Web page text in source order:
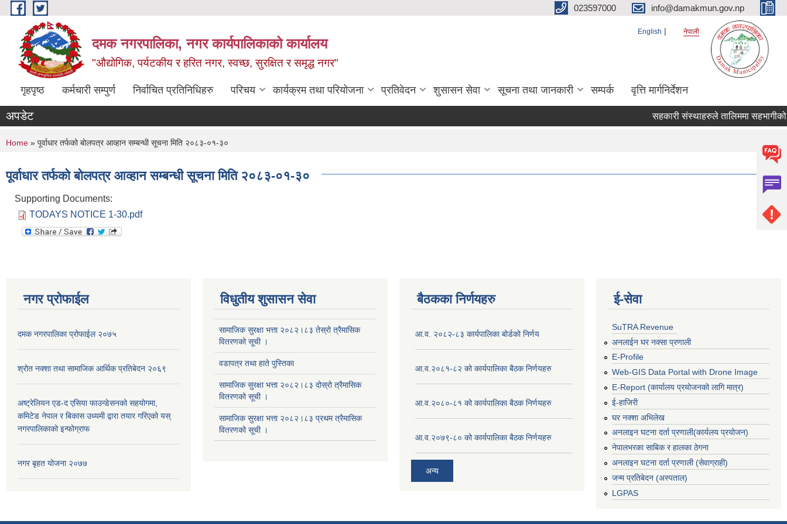
Skip to main content 023597000 info@damakmun.gov.np
दमक नगरपालिका, नगर कार्यपालिकाको कार्यालय
"औद्योगिक, पर्यटकीय र हरित नगर, स्वच्छ, सुरक्षित र समृद्ध नगर"
English नेपाली
गृहपृष्ठ कर्मचारी सम्पुर्ण निर्वाचित प्रतिनिधिहरु परिचय कार्यक्रम तथा परियोजना प्रतिवेदन शुसासन सेवा सूचना तथा जानकारी सम्पर्क वृत्ति मार्गनिर्देशन
अपडेट सहकारी संस्थाहरुले तालिममा सहभागीको
You are here
Home » पूर्वाधार तर्फको बोलपत्र आव्हान सम्बन्धी सूचना मिति २०८३-०१-३०
पूर्वाधार तर्फको बोलपत्र आव्हान सम्बन्धी सूचना मिति २०८३-०१-३०
Supporting Documents:
TODAYS NOTICE 1-30.pdf
नगर प्रोफाईल
दमक नगरपालिका प्रोफाईल २०७५
श्रोत नक्शा तथा सामाजिक आर्थिक प्रतिबेदन २०६९
अष्ट्रेलियन एड-द एसिया फाउन्डेसनको सहयोगमा,
कमिटेड नेपाल र बिकास उध्यमी द्वारा तयार गरिएको यस्
नगरपालिकाको इन्फोग्राफ
नगर बृहत योजना २०७७
विधुतीय शुसासन सेवा
सामाजिक सुरक्षा भत्ता २०८२।८३ तेस्रो त्रैमासिक
वितरणको सूची ।
वडापत्र तथा हाते पुस्तिका
सामाजिक सुरक्षा भत्ता २०८२।८३ दोस्रो त्रैमासिक
वितरणको सूची ।
सामाजिक सुरक्षा भत्ता २०८२।८३ प्रथम त्रैमासिक
वितरणको सूची ।
बैठकका निर्णयहरु
आ.व. २०८२-८३ कार्यपालिका बोर्डको निर्णय
आ.व.२०८१-८२ को कार्यपालिका बैठक निर्णयहरु
आ.व.२०८०-८१ को कार्यपालिका बैठक निर्णयहरु
आ.व.२०७९-८० को कार्यपालिका बैठक निर्णयहरु
अन्य
ई‍-सेवा
SuTRA Revenue
अनलाईन घर नक्सा प्रणाली
E-Profile
Web-GIS Data Portal with Drone Image
E-Report (कार्यालय प्रयोजनको लागि मात्र)
ई-हाजिरी
घर नक्शा अभिलेख
अनलाइन घटना दर्ता प्रणाली(कार्यलय प्रयोजन)
नेपालभरका साबिक र हालका ठेगना
अनलाइन घटना दर्ता प्रणाली (सेवाग्राही)
जन्म प्रतिबेदन (अस्पताल)
LGPAS